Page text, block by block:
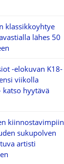
klassikkoyhtye
lähes 50
-elokuvan K18-
viikolla
katso hyytävä
kiinnostavimpiin
sukupolven
artisti